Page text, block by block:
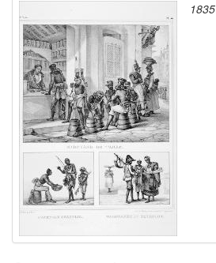
1835